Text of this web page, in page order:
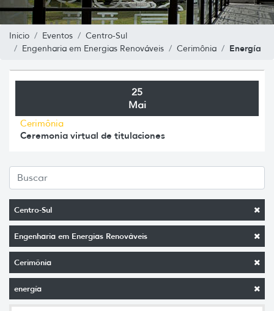
Inicio Eventos
Centro-Sul
Engenharia em Energias Renováveis
Cerimônia Energía
Centro-Sul
Engenharia em Energias Renováveis
Cerimônia
energía
25
Mai
Cerimônia
Ceremonia virtual de titulaciones